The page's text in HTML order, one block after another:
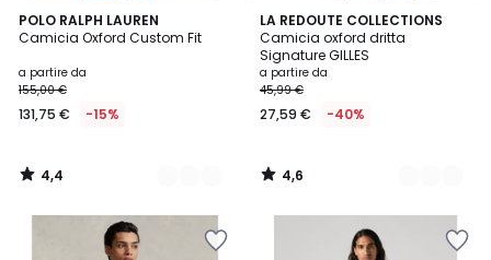
POLO RALPH LAUREN
Camicia Oxford Custom Fit
a partire da
155,00 €
131,75 € -15%
4,4
/ 5
2
Colori
4,4
/
LA REDOUTE COLLECTIONS
Camicia oxford dritta
Signature GILLES
a partire da
45,99 €
27,59 € -40%
4,6
/ 5
2
Colori
4,6
/